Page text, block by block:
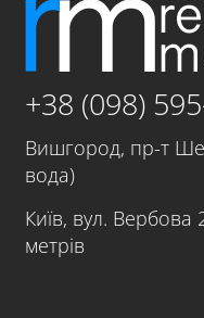
+38 (098)
Вишгород, пр-т
вода)
Київ, вул.
метрів